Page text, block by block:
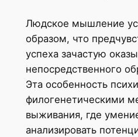
Людское мышление
образом, что
успеха зачастую
непосредственного
Эта особенность
филогенетическими
выживания, где
анализировать